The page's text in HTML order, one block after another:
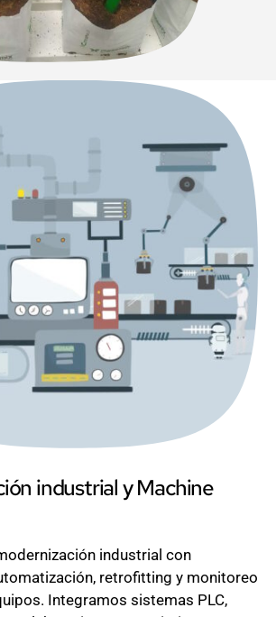
industrial y Machine
industrial con
retrofitting y monitoreo
Integramos sistemas PLC,